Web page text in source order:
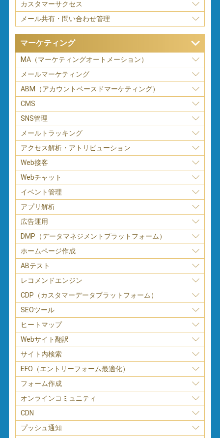
カスタマーサクセス
メール共有・問い合わせ管理
マーケティング
MA（マーケティングオートメーション）
メールマーケティング
ABM（アカウントベースドマーケティング）
CMS
SNS管理
メールトラッキング
アクセス解析・アトリビューション
Web接客
Webチャット
イベント管理
アプリ解析
広告運用
DMP（データマネジメントプラットフォーム）
ホームページ作成
ABテスト
レコメンドエンジン
CDP（カスタマーデータプラットフォーム）
SEOツール
ヒートマップ
Webサイト翻訳
サイト内検索
EFO（エントリーフォーム最適化）
フォーム作成
オンラインコミュニティ
CDN
プッシュ通知